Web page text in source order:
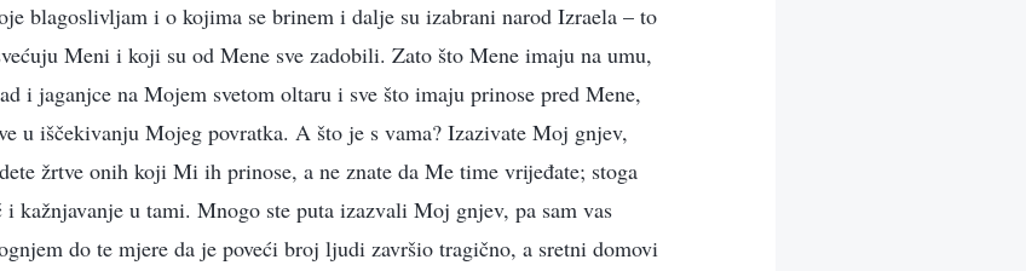
blagoslivljam i o kojima se brinem i dalje su izabrani narod Izraela – to
Meni i koji su od Mene sve zadobili. Zato što Mene imaju na umu,
i jaganjce na Mojem svetom oltaru i sve što imaju prinose pred Mene,
u iščekivanju Mojeg povratka. A što je s vama? Izazivate Moj gnjev,
žrtve onih koji Mi ih prinose, a ne znate da Me time vrijeđate; stoga
i kažnjavanje u tami. Mnogo ste puta izazvali Moj gnjev, pa sam vas
do te mjere da je poveći broj ljudi završio tragično, a sretni domovi